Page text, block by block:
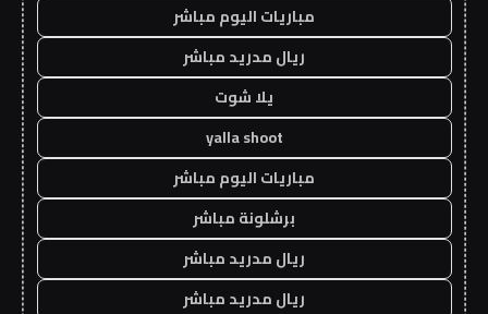
مباريات اليوم مباشر
ريال مدريد مباشر
يلا شوت
yalla shoot
مباريات اليوم مباشر
برشلونة مباشر
ريال مدريد مباشر
ريال مدريد مباشر